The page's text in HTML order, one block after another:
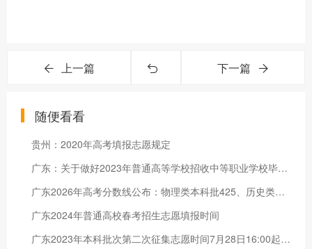
上一篇 下一篇
随便看看
贵州：2020年高考填报志愿规定
广东：关于做好2023年普通高等学校招收中等职业学校毕业生统一考试招生工作的通知
广东2026年高考分数线公布：物理类本科批425、历史类本科批440
广东2024年普通高校春考招生志愿填报时间
广东2023年本科批次第二次征集志愿时间7月28日16:00起开始